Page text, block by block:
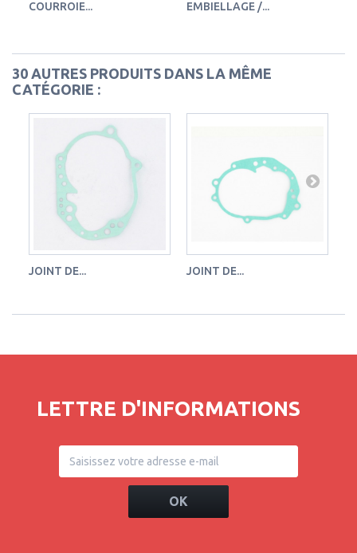
COURROIE... EMBIELLAGE /...
30 AUTRES PRODUITS DANS LA MÊME
CATÉGORIE :
JOINT DE... JOINT DE...
LETTRE D'INFORMATIONS
OK